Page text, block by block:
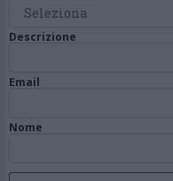
Descrizione
Email
Nome